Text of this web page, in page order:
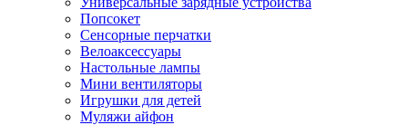
Попсокет
Сенсорные перчатки
Велоаксессуары
Настольные лампы
Мини вентиляторы
Игрушки для детей
Муляжи айфон